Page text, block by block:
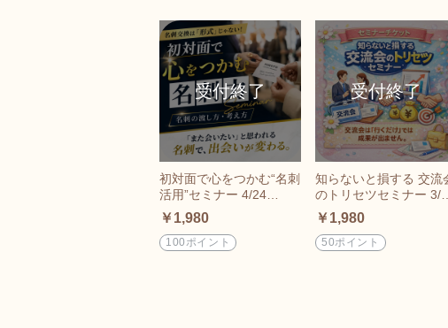
初対面で心をつかむ“名刺
活用”セミナー 4/24
（金）21:30～開催オン
ラインチケット
￥1,980
100ポイント
知らないと損する 交流
のトリセツセミナー 3/30
（月）21:00～開催オン
ラインチケット
￥1,980
50ポイント